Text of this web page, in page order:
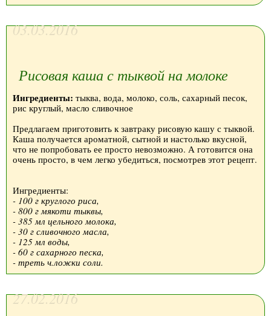
03.03.2016
Рисовая каша с тыквой на молоке
Ингредиенты: тыква, вода, молоко, соль, сахарный песок,
рис круглый, масло сливочное
Предлагаем приготовить к завтраку рисовую кашу с тыквой.
Каша получается ароматной, сытной и настолько вкусной,
что не попробовать ее просто невозможно. А готовится она
очень просто, в чем легко убедиться, посмотрев этот рецепт.
Ингредиенты:
- 100 г круглого риса,
- 800 г мякоти тыквы,
- 385 мл цельного молока,
- 30 г сливочного масла,
- 125 мл воды,
- 60 г сахарного песка,
- треть ч.ложки соли.
27.02.2016